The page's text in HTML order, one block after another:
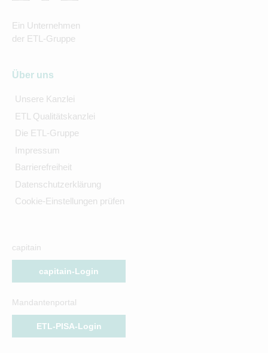
Ein Unternehmen
der ETL-Gruppe
Über uns
Unsere Kanzlei
ETL Qualitätskanzlei
Die ETL-Gruppe
Impressum
Barrierefreiheit
Datenschutzerklärung
Cookie-Einstellungen prüfen
capitain
capitain-Login
Mandantenportal
ETL-PISA-Login